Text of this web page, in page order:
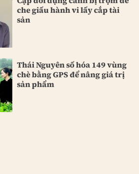
che giấu hành vi lấy cắp tài
sản
Thái Nguyên số hóa 149 vùng
chè bằng GPS để nâng giá trị
sản phẩm